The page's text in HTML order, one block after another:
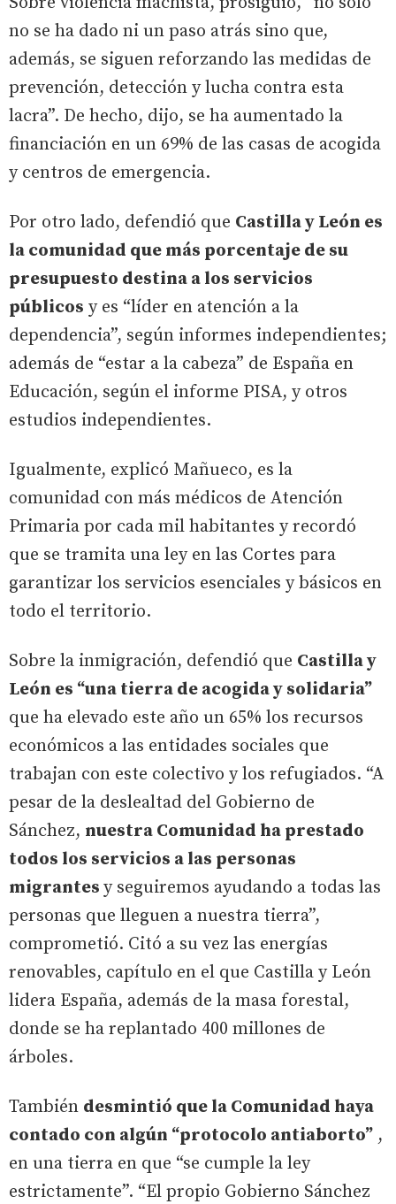
no se ha dado ni un paso atrás sino que,
además, se siguen reforzando las medidas de
prevención, detección y lucha contra esta
lacra”. De hecho, dijo, se ha aumentado la
financiación en un 69% de las casas de acogida
y centros de emergencia.
Por otro lado, defendió que Castilla y León es
la comunidad que más porcentaje de su
presupuesto destina a los servicios
públicos y es “líder en atención a la
dependencia”, según informes independientes;
además de “estar a la cabeza” de España en
Educación, según el informe PISA, y otros
estudios independientes.
Igualmente, explicó Mañueco, es la
comunidad con más médicos de Atención
Primaria por cada mil habitantes y recordó
que se tramita una ley en las Cortes para
garantizar los servicios esenciales y básicos en
todo el territorio.
Sobre la inmigración, defendió que Castilla y
León es “una tierra de acogida y solidaria”
que ha elevado este año un 65% los recursos
económicos a las entidades sociales que
trabajan con este colectivo y los refugiados. “A
pesar de la deslealtad del Gobierno de
Sánchez, nuestra Comunidad ha prestado
todos los servicios a las personas
migrantes y seguiremos ayudando a todas las
personas que lleguen a nuestra tierra”,
comprometió. Citó a su vez las energías
renovables, capítulo en el que Castilla y León
lidera España, además de la masa forestal,
donde se ha replantado 400 millones de
árboles.
También desmintió que la Comunidad haya
contado con algún “protocolo antiaborto” ,
en una tierra en que “se cumple la ley
estrictamente”. “El propio Gobierno Sánchez